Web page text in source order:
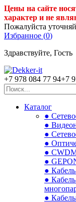
Цены на сайте
характер и не
Пожалуйста
Избранное (0)
Здравствуйте, Гость
+7 978 084 77 94+7
Каталог
●
●
●
●
●
●
●
●
●